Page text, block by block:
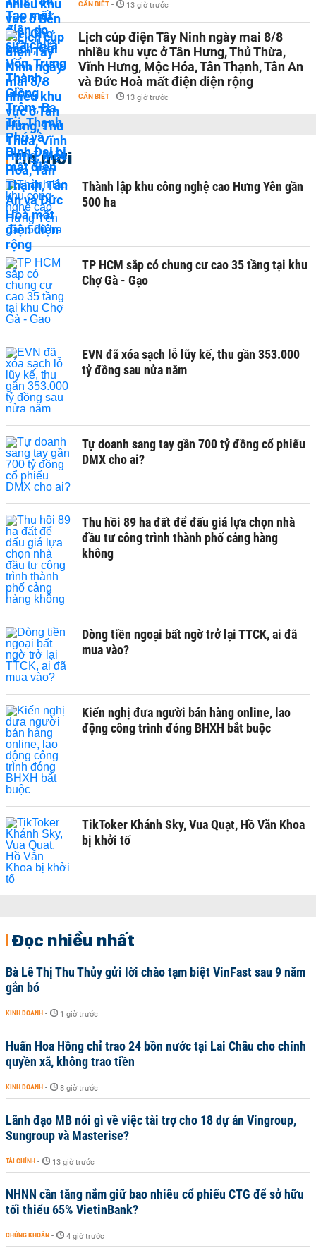
CẦN BIẾT - 13 giờ trước
Lịch cúp điện Tây Ninh ngày mai 8/8
nhiều khu vực ở Tân Hưng, Thủ Thừa,
Vĩnh Hưng, Mộc Hóa, Tân Thạnh, Tân An
và Đức Hoà mất điện diện rộng
CẦN BIẾT - 13 giờ trước
Tin mới
Thành lập khu công nghệ cao Hưng Yên gần
500 ha
TP HCM sắp có chung cư cao 35 tầng tại khu
Chợ Gà - Gạo
EVN đã xóa sạch lỗ lũy kế, thu gần 353.000
tỷ đồng sau nửa năm
Tự doanh sang tay gần 700 tỷ đồng cổ phiếu
DMX cho ai?
Thu hồi 89 ha đất để đấu giá lựa chọn nhà
đầu tư công trình thành phố cảng hàng
không
Dòng tiền ngoại bất ngờ trở lại TTCK, ai đã
mua vào?
Kiến nghị đưa người bán hàng online, lao
động công trình đóng BHXH bắt buộc
TikToker Khánh Sky, Vua Quạt, Hồ Văn Khoa
bị khởi tố
Đọc nhiều nhất
Bà Lê Thị Thu Thủy gửi lời chào tạm biệt VinFast sau 9 năm
gắn bó
KINH DOANH - 1 giờ trước
Huấn Hoa Hồng chỉ trao 24 bồn nước tại Lai Châu cho chính
quyền xã, không trao tiền
KINH DOANH - 8 giờ trước
Lãnh đạo MB nói gì về việc tài trợ cho 18 dự án Vingroup,
Sungroup và Masterise?
TÀI CHÍNH - 13 giờ trước
NHNN cần tăng nắm giữ bao nhiêu cổ phiếu CTG để sở hữu
tối thiểu 65% VietinBank?
CHỨNG KHOÁN - 4 giờ trước